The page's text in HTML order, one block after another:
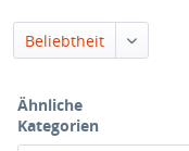
Beliebtheit
Ähnliche
Kategorien